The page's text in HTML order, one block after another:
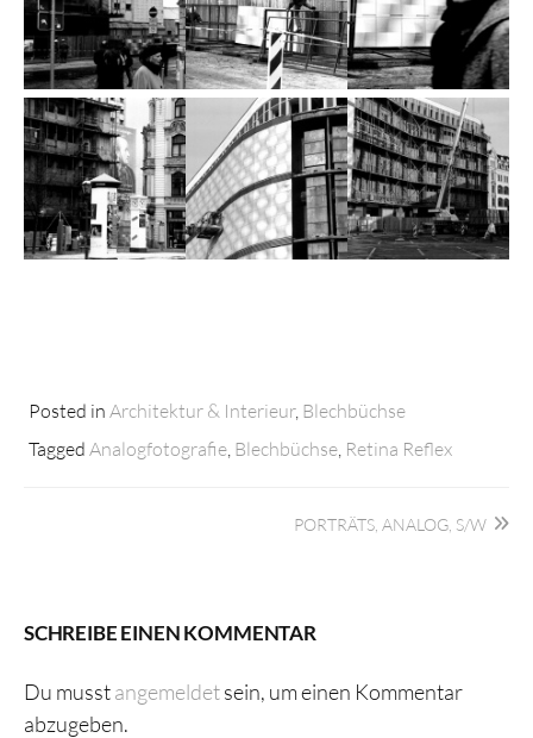
Posted in Architektur & Interieur, Blechbüchse
Tagged Analogfotografie Blechbüchse Retina Reflex
PORTRÄTS, ANALOG, S/W
SCHREIBE EINEN KOMMENTAR
Du musstangemeldetsein, um einen Kommentar
abzugeben.